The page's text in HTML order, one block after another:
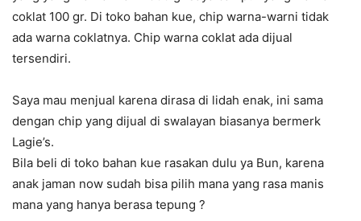
coklat 100 gr. Di toko bahan kue, chip warna-warni tidak
ada warna coklatnya. Chip warna coklat ada dijual
tersendiri.
Saya mau menjual karena dirasa di lidah enak, ini sama
dengan chip yang dijual di swalayan biasanya bermerk
Lagie’s.
Bila beli di toko bahan kue rasakan dulu ya Bun, karena
anak jaman now sudah bisa pilih mana yang rasa manis
mana yang hanya berasa tepung ?